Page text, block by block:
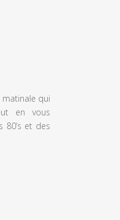
matinale qui
en vous
80’s et des